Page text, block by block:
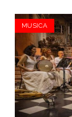
MUSICA